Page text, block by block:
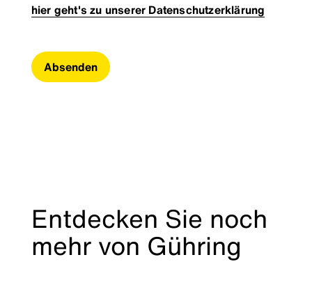
hier geht's zu unserer Datenschutzerklärung
Absenden
Entdecken Sie noch
mehr von Gühring